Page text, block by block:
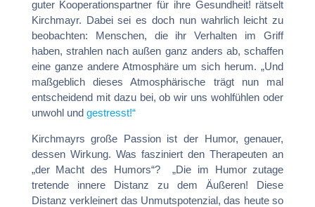
guter Kooperationspartner für ihre Gesundheit! rätselt
Kirchmayr. Dabei sei es doch nun wahrlich leicht zu
beobachten: Menschen, die ihr Verhalten im Griff
haben, strahlen nach außen ganz anders ab, schaffen
eine ganze andere Atmosphäre um sich herum. „Und
maßgeblich dieses Atmosphärische trägt nun mal
entscheidend mit dazu bei, ob wir uns wohlfühlen oder
unwohl und gestresst!“
Kirchmayrs große Passion ist der Humor, genauer,
dessen Wirkung. Was fasziniert den Therapeuten an
„der Macht des Humors“? „Die im Humor zutage
tretende innere Distanz zu dem Äußeren! Diese
Distanz verkleinert das Unmutspotenzial, das heute so